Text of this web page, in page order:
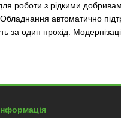
роботи з рідкими
Обладнання автоматично
за один прохід.